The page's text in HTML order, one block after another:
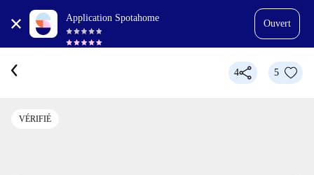
Application Spotahome
Ouvert
4 5
VÉRIFIÉ